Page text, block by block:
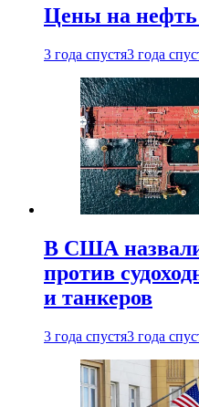
Цены на нефть
3 года спустя3 года
В США
против
и танкеров
3 года спустя3 года